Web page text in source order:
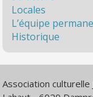
Locales
L’équipe
Historique
Association